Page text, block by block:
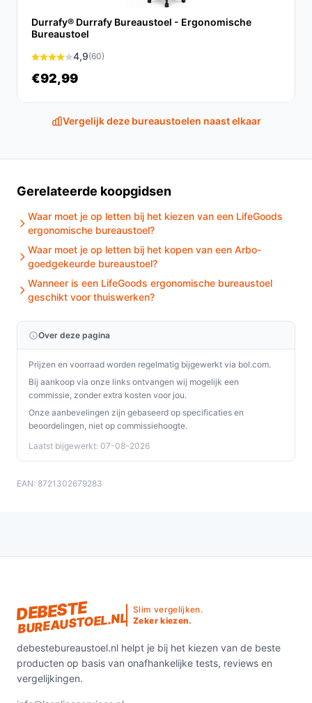
Conclusie
De VDD bureaustoel is een uitstekende keuze voor
iedereen die op zoek is naar een comfortabele en
functionele stoel voor dagelijks gebruik. Met zijn
stoel een waardevolle aanvulling op uw werkruimte.
bij jouw behoeften!
Durrafy® Durrafy Bureaustoel - Ergonomische
Bureaustoel
4,9(60)
€92,99
Vergelijk deze bureaustoelen naast elkaar
Gerelateerde koopgidsen
Waar moet je op letten bij het kiezen van een LifeGoods
ergonomische bureaustoel?
Waar moet je op letten bij het kopen van een Arbo-
goedgekeurde bureaustoel?
Wanneer is een LifeGoods ergonomische bureaustoel
geschikt voor thuiswerken?
Over deze pagina
Prijzen en voorraad worden regelmatig bijgewerkt via bol.com.
Bij aankoop via onze links ontvangen wij mogelijk een
commissie, zonder extra kosten voor jou.
Onze aanbevelingen zijn gebaseerd op specificaties en
beoordelingen, niet op commissiehoogte.
Laatst bijgewerkt: 07-08-2026
EAN: 8721302679283
DEBESTE
BUREAUSTOEL.NL
Slim vergelijken.
Zeker kiezen.
debestebureaustoel.nl helpt je bij het kiezen van de beste
producten op basis van onafhankelijke tests, reviews en
vergelijkingen.